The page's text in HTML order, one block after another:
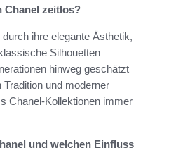
Chanel zeitlos?
ihre elegante Ästhetik,
Silhouetten
hinweg geschätzt
und moderner
Chanel-Kollektionen immer
und welchen Einfluss